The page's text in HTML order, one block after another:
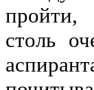
пройти,
столь